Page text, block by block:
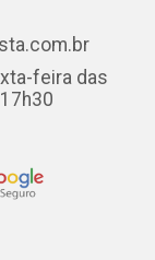
feira das